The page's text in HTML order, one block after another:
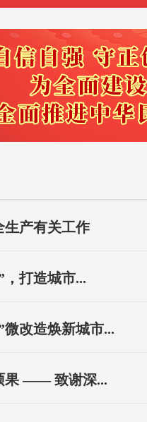
生产有关工作
，打造城市...
改造焕新城市...
果 —— 致谢深...